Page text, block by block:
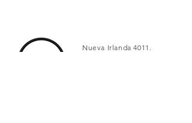
Nueva Irlanda 4011.